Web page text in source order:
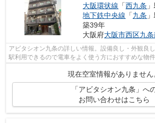
大阪環状線 「西九条
地下鉄中央線 「九条
築39年
大阪府大阪市西区九
アビタシオン九条の詳しい情報。設備良し・外観良
駅利用できるので電車をよく使う方におすすめな物
のマンションで、電車での通勤にも便利...
現在空室情報がありません
「アビタシオン九条」へ
お問い合わせはこちら